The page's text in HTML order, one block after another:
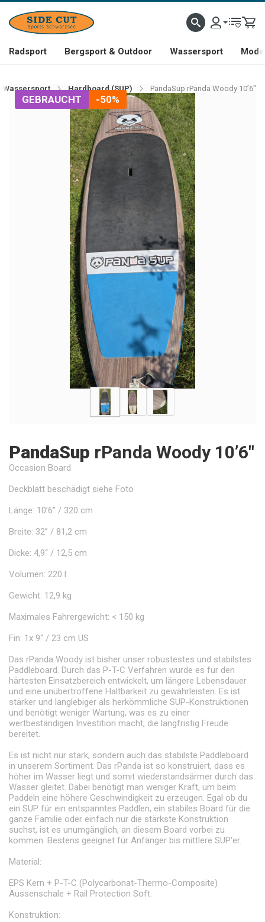
Radsport Bergsport & Outdoor Wassersport
Wassersport Hardboard (SUP) PandaSup rPanda Woody 10’6"
GEBRAUCHT -50%
PandaSup rPanda Woody 10’6"
Occasion Board
Deckblatt beschädigt siehe Foto
Länge: 10’6’’ / 320 cm
Breite: 32’’ / 81,2 cm
Dicke: 4,9“ / 12,5 cm
Volumen: 220 l
Gewicht: 12,9 kg
Maximales Fahrergewicht: < 150 kg
Fin: 1x 9“ / 23 cm US
Das rPanda Woody ist bisher unser robustestes und stabilstes
Paddleboard. Durch das P-T-C Verfahren wurde es für den
härtesten Einsatzbereich entwickelt, um längere Lebensdauer
und eine unübertroffene Haltbarkeit zu gewährleisten. Es ist
stärker und langlebiger als herkömmliche SUP-Konstruktionen
und benötigt weniger Wartung, was es zu einer
wertbeständigen Investition macht, die langfristig Freude
bereitet.
Es ist nicht nur stark, sondern auch das stabilste Paddleboard
in unserem Sortiment. Das rPanda ist so konstruiert, dass es
höher im Wasser liegt und somit wiederstandsärmer durch das
Wasser gleitet. Dabei benötigt man weniger Kraft, um beim
Paddeln eine höhere Geschwindigkeit zu erzeugen. Egal ob du
ein SUP für ein entspanntes Paddlen, ein stabiles Board für die
ganze Familie oder einfach nur die stärkste Konstruktion
suchst, ist es unumgänglich, an diesem Board vorbei zu
kommen. Bestens geeignet für Anfänger bis mittlere SUP'er.
Material:
EPS Kern + P-T-C (Polycarbonat-Thermo-Composite)
Aussenschale + Rail Protection Soft.
Konstruktion: